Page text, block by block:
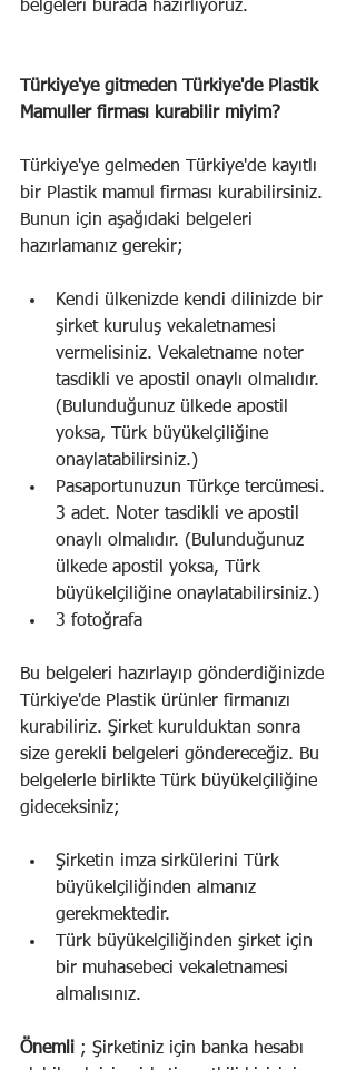
belgeleri burada hazırlıyoruz.
Türkiye'ye gitmeden Türkiye'de Plastik
Mamuller firması kurabilir miyim?
Türkiye'ye gelmeden Türkiye'de kayıtlı
bir Plastik mamul firması kurabilirsiniz.
Bunun için aşağıdaki belgeleri
hazırlamanız gerekir;
Kendi ülkenizde kendi dilinizde bir
şirket kuruluş vekaletnamesi
vermelisiniz. Vekaletname noter
tasdikli ve apostil onaylı olmalıdır.
(Bulunduğunuz ülkede apostil
yoksa, Türk büyükelçiliğine
onaylatabilirsiniz.)
Pasaportunuzun Türkçe tercümesi.
3 adet. Noter tasdikli ve apostil
onaylı olmalıdır. (Bulunduğunuz
ülkede apostil yoksa, Türk
büyükelçiliğine onaylatabilirsiniz.)
3 fotoğrafa
Bu belgeleri hazırlayıp gönderdiğinizde
Türkiye'de Plastik ürünler firmanızı
kurabiliriz. Şirket kurulduktan sonra
size gerekli belgeleri göndereceğiz. Bu
belgelerle birlikte Türk büyükelçiliğine
gideceksiniz;
Şirketin imza sirkülerini Türk
büyükelçiliğinden almanız
gerekmektedir.
Türk büyükelçiliğinden şirket için
bir muhasebeci vekaletnamesi
almalısınız.
Önemli ; Şirketiniz için banka hesabı